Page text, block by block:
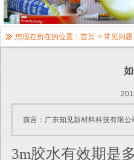
您现在所在的位置： 首页 > 常见问题
前言：广东知见新材料科技有限
3m胶水有效期是